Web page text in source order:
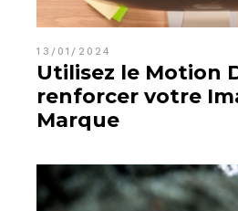
13/01/2024
Utilisez le Motion
renforcer votre
Marque